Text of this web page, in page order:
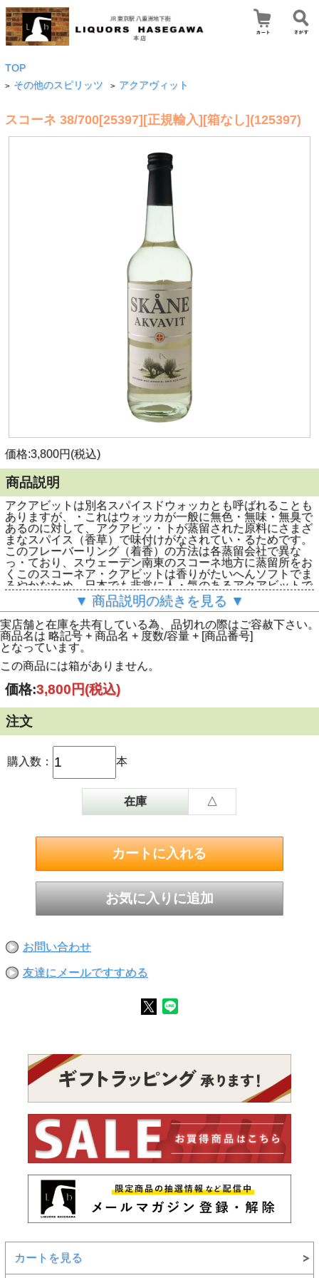
TOP
> その他のスピリッツ > アクアヴィット
スコーネ 38/700[25397][正規輸入][箱なし](125397)
価格:3,800円(税込)
商品説明
アクアビットは別名スパイスドウォッカとも呼ばれることも
ありますが、・これはウォッカが一般に無色・無味・無臭で
あるのに対して、アクアビッ・トが蒸留された原料にさまざ
まなスパイス（香草）で味付けがなされてい・るためです。
このフレーバーリング（着香）の方法は各蒸留会社で異な
っ・ており、スウェーデン南東のスコーネ地方に蒸留所をお
くこのスコーネア・クアビットは香りがたいへんソフトでま
ろやかなため、日本でも非常に人・気のあるアクアビットで
す。本格的な飲み方は冷蔵庫の中でビンごと冷や・し、小さ
めのグラスで一気にあおるこ
▼ 商品説明の続きを見る ▼
実店舗と在庫を共有している為、品切れの際はご容赦下さい。
商品名は 略記号 + 商品名 + 度数/容量 + [商品番号]
となっています。
この商品には箱がありません。
価格:3,800円(税込)
注文
購入数： 本
在庫 △
お問い合わせ
友達にメールですすめる
カートを見る